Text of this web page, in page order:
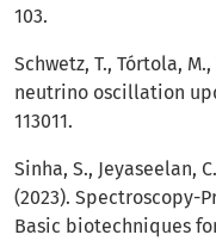
103.
Schwetz, T., Tórtola,
neutrino oscillation
113011.
Sinha, S., Jeyaseelan,
(2023). Spectroscopy-
Basic biotechniques